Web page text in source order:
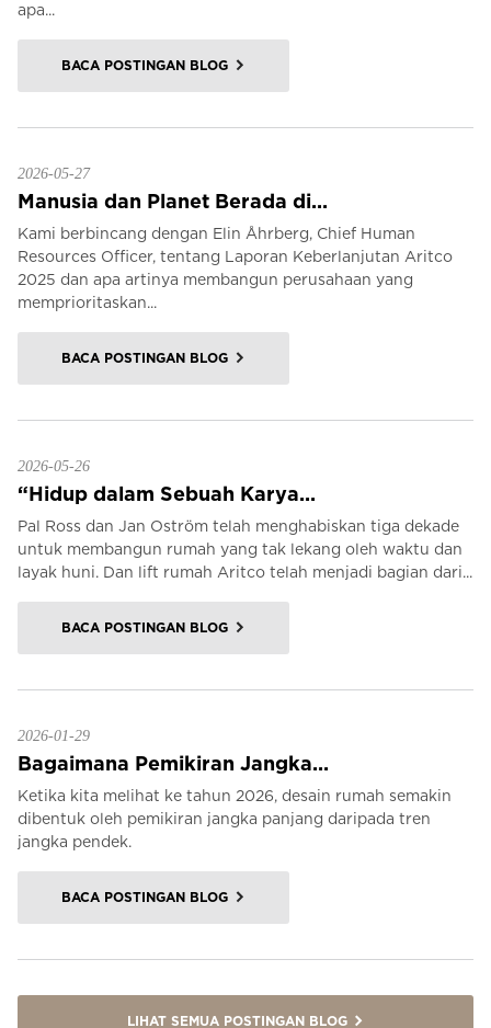
apa...
BACA POSTINGAN BLOG
2026-05-27
Manusia dan Planet Berada di...
Kami berbincang dengan Elin Åhrberg, Chief Human
Resources Officer, tentang Laporan Keberlanjutan Aritco
2025 dan apa artinya membangun perusahaan yang
memprioritaskan...
BACA POSTINGAN BLOG
2026-05-26
“Hidup dalam Sebuah Karya...
Pal Ross dan Jan Oström telah menghabiskan tiga dekade
untuk membangun rumah yang tak lekang oleh waktu dan
layak huni. Dan lift rumah Aritco telah menjadi bagian dari...
BACA POSTINGAN BLOG
2026-01-29
Bagaimana Pemikiran Jangka...
Ketika kita melihat ke tahun 2026, desain rumah semakin
dibentuk oleh pemikiran jangka panjang daripada tren
jangka pendek.
BACA POSTINGAN BLOG
LIHAT SEMUA POSTINGAN BLOG